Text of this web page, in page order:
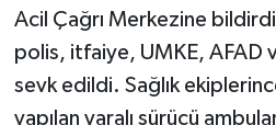
Acil Çağrı Merkezine
polis, itfaiye, UMKE, AFAD
sevk edildi. Sağlık
yapılan yaralı sürücü